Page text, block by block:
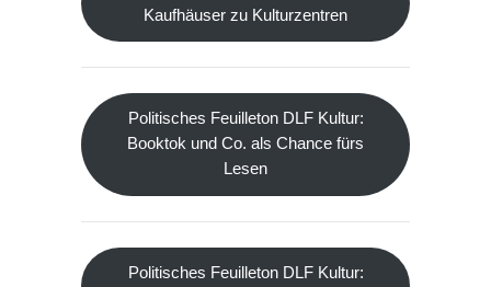
Kaufhäuser zu Kulturzentren
Politisches Feuilleton DLF Kultur:
Booktok und Co. als Chance fürs
Lesen
Politisches Feuilleton DLF Kultur: